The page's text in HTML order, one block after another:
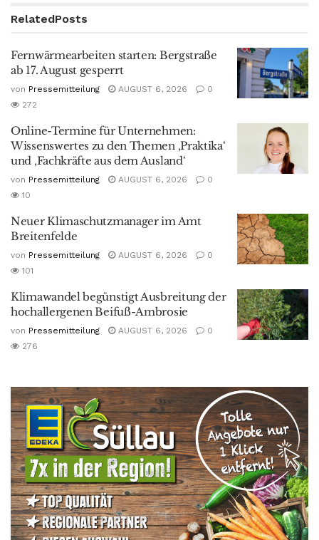
RelatedPosts
Fernwärmearbeiten starten: Bergstraße
ab 17. August gesperrt
von Pressemitteilung AUGUST 6, 2026
0
272
Online-Termine für Unternehmen:
Wissenswertes zu den Themen ‚Praktika‘
und ‚Fachkräfte aus dem Ausland‘
von Pressemitteilung AUGUST 6, 2026
0
10
Neuer Klimaschutzmanager im Amt
Breitenfelde
von Pressemitteilung AUGUST 6, 2026
0
101
Klimawandel begünstigt Ausbreitung der
hochallergenen Beifuß-Ambrosie
von Pressemitteilung AUGUST 6, 2026
0
276